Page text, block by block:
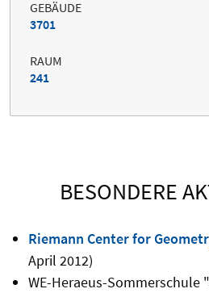
GEBÄUDE
3701
RAUM
241
BESONDERE
Riemann Center for
April 2012)
WE-Heraeus-Sommerschule